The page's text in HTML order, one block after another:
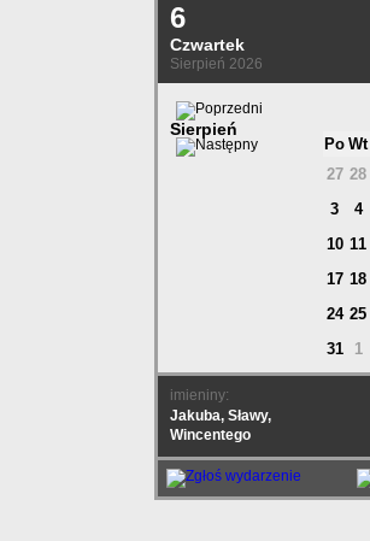
6
Czwartek
Sierpień 2026
Sierpień
Po Wt
27 28
3
4
10 11
17 18
24 25
31
1
imieniny:
Jakuba, Sławy,
Wincentego